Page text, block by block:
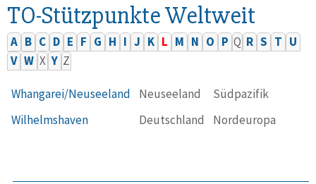
TO-Stützpunkte Weltweit
A B C D E F G H I J K L M N O P Q R S T U
V W X Y Z
Whangarei/Neuseeland Neuseeland
Südpazifik
Wilhelmshaven
Deutschland Nordeuropa